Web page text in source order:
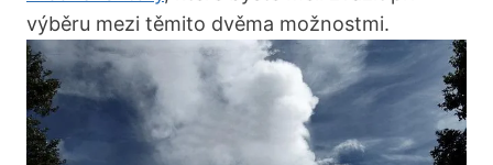
výběru mezi těmito dvěma možnostmi.